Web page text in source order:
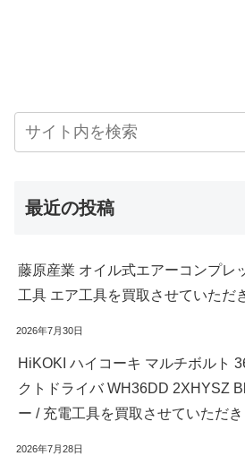
最近の投稿
藤原産業 オイル式エアーコンプレ
工具 エア工具を買取させていただ
2026年7月30日
HiKOKI ハイコーキ マルチボルト
クトドライバ WH36DD 2XHYSZ
ー / 充電工具を買取させていただき
2026年7月28日